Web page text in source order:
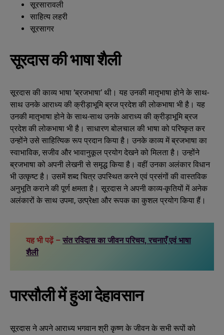
सूरसारावली
साहित्य लहरी
सूरसागर
सूरदास की भाषा शैली
सूरदास की काव्य भाषा ‘ब्रजभाषा’ थी। यह उनकी मातृभाषा होने के साथ-
साथ उनके आराध्य की क्रीड़ाभूमि ब्रज प्रदेश की लोकभाषा भी है। यह
उनकी मातृभाषा होने के साथ-साथ उनके आराध्य की क्रीड़ाभूमि ब्रज
प्रदेश की लोकभाषा भी है। साधारण बोलचाल की भाषा को परिष्कृत कर
उन्होंने उसे साहित्यिक रूप प्रदान किया है। उनके काव्य में ब्रजभाषा का
स्वाभाविक, सजीव और भावानुकूल प्रयोग देखने को मिलता है। उन्होंने
ब्रजभाषा को अपनी लेखनी से समृद्ध किया है। वहीं उनका अलंकार विधान
भी उत्कृष्ट है। उसमें शब्द चित्र उपस्थित करने एवं प्रसंगों की वास्तविक
अनुभूति कराने की पूर्ण क्षमता है। सूरदास ने अपनी काव्य-कृतियों में अनेक
अलंकारों के साथ उपमा, उत्प्रेक्षा और रूपक का कुशल प्रयोग किया हैं।
यह भी पढ़ें – संत रविदास का जीवन परिचय, रचनाएँ एवं भाषा
शैली
पारसौली में हुआ देहावसान
सूरदास ने अपने आराध्य भगवान श्री कृष्ण के जीवन के सभी रूपों को